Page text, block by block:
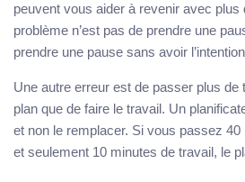
peuvent vous aider à revenir avec plus
problème n’est pas de prendre une
prendre une pause sans avoir
Une autre erreur est de passer plus de
plan que de faire le travail. Un
et non le remplacer. Si vous passez
et seulement 10 minutes de travail, le